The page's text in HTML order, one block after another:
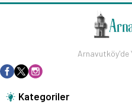
Arnavutköy'de
Kategoriler